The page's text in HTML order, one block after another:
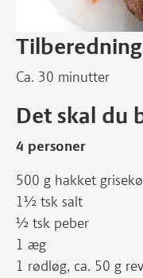
Ca. 30 minutter
Det skal du
4 personer
500 g hakket
1½ tsk salt
½ tsk peber
1 æg
1 rødløg, ca. 50 g